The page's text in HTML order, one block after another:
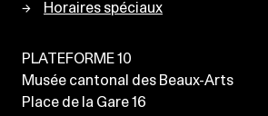
Horaires spéciaux
PLATEFORME 10
Musée cantonal des Beaux-Arts
Place de la Gare 16